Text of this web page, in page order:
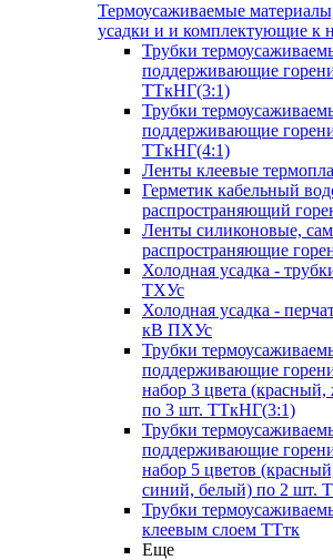
Термоусаживаемые
усадки и и комплектующие к
Трубки
поддерживающие
ТТкНГ(3:1)
Трубки
поддерживающие
ТТкНГ(4:1)
Ленты клеевые
Герметик кабельный
распространяющий
Ленты силиконовые,
распространяющие
Холодная усадка -
ТХУс
Холодная усадка -
кВ ПХУс
Трубки
поддерживающие
набор 3 цвета
по 3 шт. ТТкНГ(3:1)
Трубки
поддерживающие
набор 5 цветов
синий, белый) по 2 шт.
Трубки
клеевым слоем ТТтк
Еще